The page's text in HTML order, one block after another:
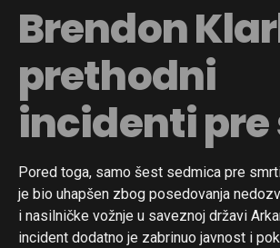
Brendon
prethodni
incidenti
Pored toga, samo šest sedmica pre
je bio uhapšen zbog posedovanja
i nasilničke vožnje u saveznoj državi
incident dodatno je zabrinuo javnost i